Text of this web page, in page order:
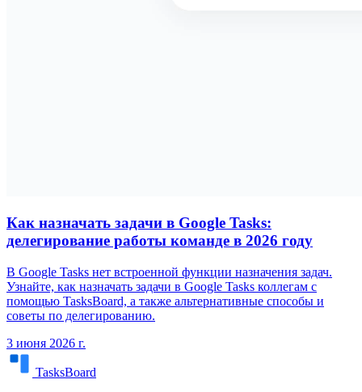
Как назначать задачи в Google Tasks:
делегирование работы команде в 2026 году
В Google Tasks нет встроенной функции назначения задач.
Узнайте, как назначать задачи в Google Tasks коллегам с
помощью TasksBoard, а также альтернативные способы и
советы по делегированию.
3 июня 2026 г.
TasksBoard